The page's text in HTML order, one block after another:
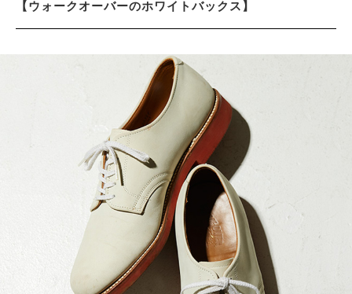
【ウォークオーバーのホワイトバックス】